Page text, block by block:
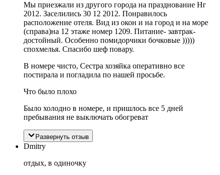
Мы приезжали из другого города на празднование Нг
2012. Заселились 30 12 2012. Понравилось
расположение отеля. Вид из окон и на город и на море
(справа)на 12 этаже номер 1209. Питание- завтрак-
достойный. Особенно помидорчики бочковые )))))
спохмелья. Спасибо шеф повару.
В номере чисто, Сестра хозяйка оперативно все
постирала и погладила по нашей просьбе.
Что было плохо
Было холодно в номере, и пришлось все 5 дней
пребывания не выключать обогреват
Развернуть отзыв
Dmitry
отдых, в одиночку